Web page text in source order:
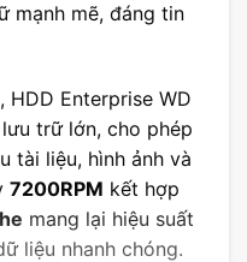
mạnh mẽ, đáng tin
, HDD Enterprise WD
trữ lớn, cho phép
tài liệu, hình ảnh và
7200RPM kết hợp
mang lại hiệu suất
liệu nhanh chóng.